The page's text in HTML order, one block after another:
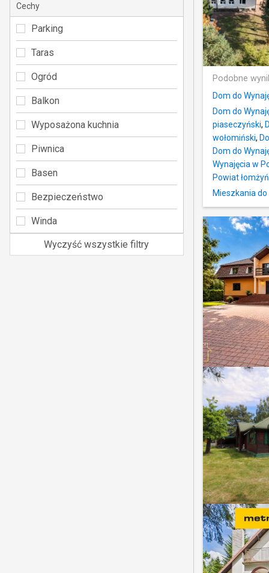
Podobne
Dom do
Dom do
piaseczyński,
wołomiński,
Dom do
Wynajęcia w
Powiat
Mieszkania
Cechy
Parking
Taras
Ogród
Balkon
Wyposażona kuchnia
Piwnica
Basen
Bezpieczeństwo
Winda
Wyczyść wszystkie filtry